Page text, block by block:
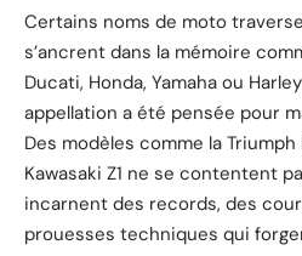
Certains noms de moto
s’ancrent dans la mémoire
Ducati, Honda, Yamaha ou
appellation a été pensée pour
Des modèles comme la
Kawasaki Z1 ne se contentent
incarnent des records, des
prouesses techniques qui